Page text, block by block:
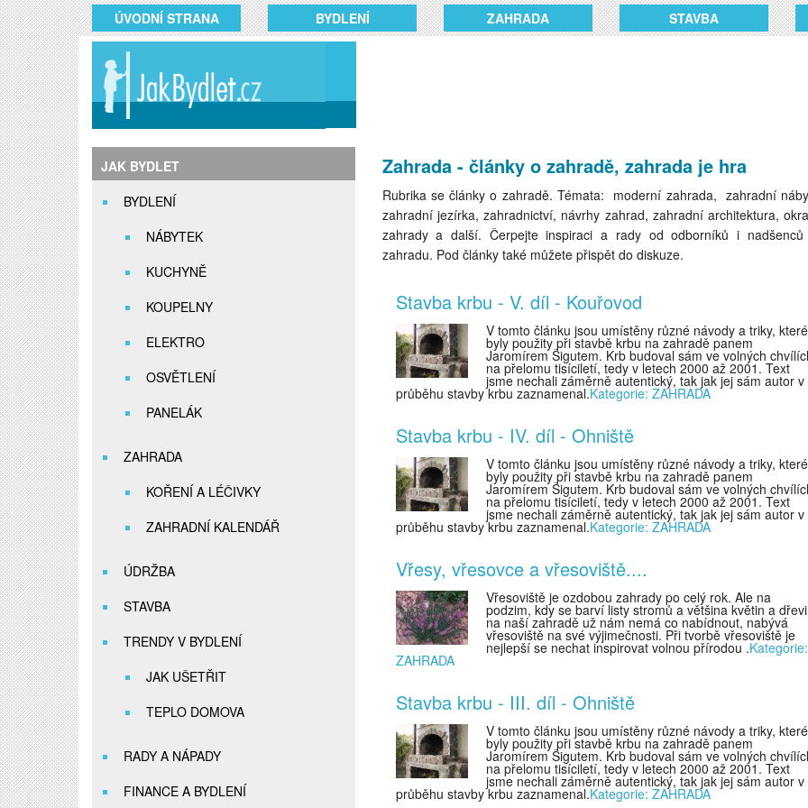
ÚVODNÍ STRANA BYDLENÍ ZAHRADA STAVBA
JAK BYDLET
BYDLENÍ
NÁBYTEK
KUCHYNĚ
KOUPELNY
ELEKTRO
OSVĚTLENÍ
PANELÁK
ZAHRADA
KOŘENÍ A LÉČIVKY
ZAHRADNÍ KALENDÁŘ
ÚDRŽBA
STAVBA
TRENDY V BYDLENÍ
JAK UŠETŘIT
TEPLO DOMOVA
RADY A NÁPADY
FINANCE A BYDLENÍ
Zahrada - články o zahradě, zahrada je hra
Rubrika se články o zahradě. Témata: moderní zahrada, zahradní
zahradní jezírka, zahradnictví, návrhy zahrad, zahradní architektura,
zahrady a další. Čerpejte inspiraci a rady od odborníků i nadšenců
zahradu. Pod články také můžete přispět do diskuze.
Stavba krbu - V. díl - Kouřovod
V tomto článku jsou umístěny různé návody a triky, které
byly použity při stavbě krbu na zahradě panem
Jaromírem Šigutem. Krb budoval sám ve volných
na přelomu tisíciletí, tedy v letech 2000 až 2001. Text
jsme nechali záměrně autentický, tak jak jej sám autor v
průběhu stavby krbu zaznamenal.Kategorie: ZAHRADA
Stavba krbu - IV. díl - Ohniště
V tomto článku jsou umístěny různé návody a triky, které
byly použity při stavbě krbu na zahradě panem
Jaromírem Šigutem. Krb budoval sám ve volných
na přelomu tisíciletí, tedy v letech 2000 až 2001. Text
jsme nechali záměrně autentický, tak jak jej sám autor v
průběhu stavby krbu zaznamenal.Kategorie: ZAHRADA
Vřesy, vřesovce a vřesoviště....
Vřesoviště je ozdobou zahrady po celý rok. Ale na
podzim, kdy se barví listy stromů a většina květin a
na naší zahradě už nám nemá co nabídnout, nabývá
vřesoviště na své výjimečnosti. Při tvorbě vřesoviště je
nejlepší se nechat inspirovat volnou přírodou .Kategorie:
ZAHRADA
Stavba krbu - III. díl - Ohniště
V tomto článku jsou umístěny různé návody a triky, které
byly použity při stavbě krbu na zahradě panem
Jaromírem Šigutem. Krb budoval sám ve volných
na přelomu tisíciletí, tedy v letech 2000 až 2001. Text
jsme nechali záměrně autentický, tak jak jej sám autor v
průběhu stavby krbu zaznamenal.Kategorie: ZAHRADA